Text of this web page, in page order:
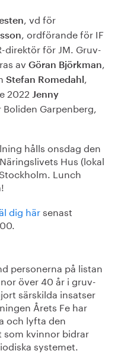
, vd för
, ordförande för IF
direktör för JM. Gruv-
av Göran Björkman,
Stefan Romedahl ,
2022 Jenny
Garpenberg,
hålls onsdag den
Hus (lokal
Lunch
dig härsenast
personerna på listan
över 40 år i gruv-
särskilda insatser
Årets Fe har
och lyfta den
som kvinnor bidrar
systemet.